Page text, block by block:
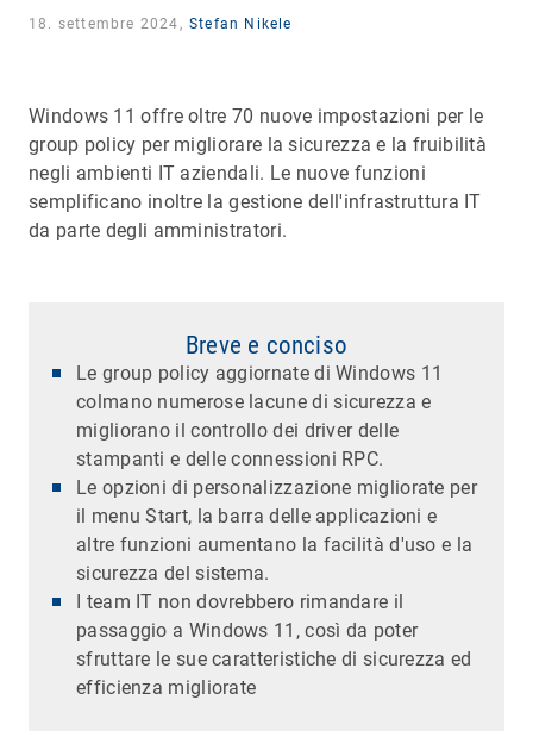
18. settembre 2024, Stefan Nikele
Windows 11 offre oltre 70 nuove impostazioni per le
group policy per migliorare la sicurezza e la fruibilità
negli ambienti IT aziendali. Le nuove funzioni
semplificano inoltre la gestione dell'infrastruttura IT
da parte degli amministratori.
Breve e conciso
Le group policy aggiornate di Windows 11
colmano numerose lacune di sicurezza e
migliorano il controllo dei driver delle
stampanti e delle connessioni RPC.
Le opzioni di personalizzazione migliorate per
il menu Start, la barra delle applicazioni e
altre funzioni aumentano la facilità d'uso e la
sicurezza del sistema.
I team IT non dovrebbero rimandare il
passaggio a Windows 11, così da poter
sfruttare le sue caratteristiche di sicurezza ed
efficienza migliorate